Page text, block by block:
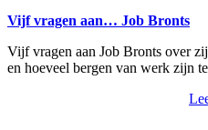
Vijf vragen aan… Job Bronts
Vijf vragen aan Job Bronts over
en hoeveel bergen van werk zijn